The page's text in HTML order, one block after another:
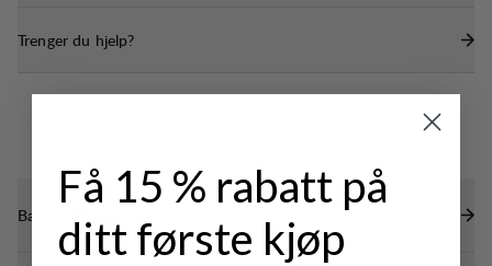
Trenger du hjelp?
Bærekraftsegenskaper
Få 15 % rabatt på
ditt første kjøp